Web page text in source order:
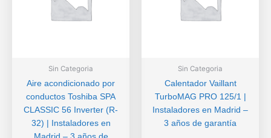
Sin Categoria
Aire acondicionado por
conductos Toshiba SPA
CLASSIC 56 Inverter (R-
32) | Instaladores en
Sin Categoria
Calentador Vaillant
TurboMAG PRO 125/1 |
Instaladores en Madrid –
3 años de garantía